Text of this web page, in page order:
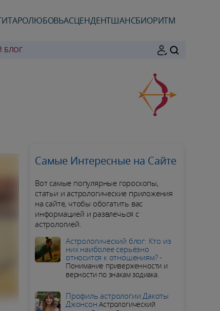
ТАРОЛЮБОВЬАСЦЕНДЕНТШАНСБИОРИТМ
БЛОГ
Самые Интересные на Сайте
Вот самые популярные гороскопы,
статьи и астрологические приложения
на сайте, чтобы обогатить вас
информацией и развлечься с
астрологией.
Aстрологический блог: Кто из
них наиболее серьёзно
относится к отношениям? -
Понимание приверженности и
верности по знакам зодиака.
Профиль астрологии Дакоты
ДжонсонАстрологический